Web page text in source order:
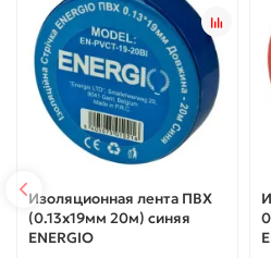
Изоляционная лента ПВХ
(0.13x19мм 20м) синяя
ENERGIO